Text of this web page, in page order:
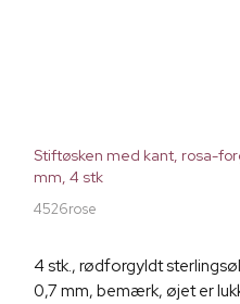
Stiftøsken med kant, rosa-
mm, 4 stk
4526rose
4 stk., rødforgyldt
0,7 mm, bemærk, øjet er